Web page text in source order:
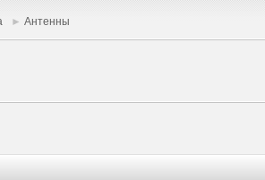
► Антенны